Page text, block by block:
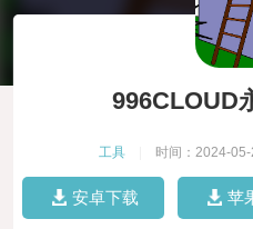
996CLOUD
工具 时间：2024-05-
安卓下载 苹